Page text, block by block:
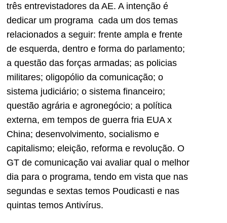
três entrevistadores da AE. A intenção é
dedicar um programa cada um dos temas
relacionados a seguir: frente ampla e frente
de esquerda, dentro e forma do parlamento;
a questão das forças armadas; as policias
militares; oligopólio da comunicação; o
sistema judiciário; o sistema financeiro;
questão agrária e agronegócio; a política
externa, em tempos de guerra fria EUA x
China; desenvolvimento, socialismo e
capitalismo; eleição, reforma e revolução. O
GT de comunicação vai avaliar qual o melhor
dia para o programa, tendo em vista que nas
segundas e sextas temos Poudicasti e nas
quintas temos Antivírus.